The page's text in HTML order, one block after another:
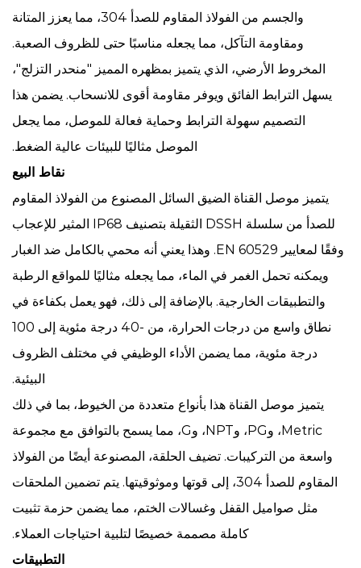
والجسم من الفولاذ المقاوم للصدأ 304، مما يعزز المتانة
ومقاومة التآكل، مما يجعله مناسبًا حتى للظروف الصعبة.
المخروط الأرضي، الذي يتميز بمظهره المميز "منحدر التزلج"،
يسهل الترابط الفائق ويوفر مقاومة أقوى للانسحاب. يضمن هذا
التصميم سهولة الترابط وحماية فعالة للموصل، مما يجعل
الموصل مثاليًا للبيئات عالية الضغط.
نقاط البيع
يتميز موصل القناة الضيق السائل المصنوع من الفولاذ المقاوم
للصدأ من سلسلة DSSH الثقيلة بتصنيف IP68 المثير للإعجاب
وفقًا لمعايير EN 60529. وهذا يعني أنه محمي بالكامل ضد الغبار
ويمكنه تحمل الغمر في الماء، مما يجعله مثاليًا للمواقع الرطبة
والتطبيقات الخارجية. بالإضافة إلى ذلك، فهو يعمل بكفاءة في
نطاق واسع من درجات الحرارة، من -40 درجة مئوية إلى 100
درجة مئوية، مما يضمن الأداء الوظيفي في مختلف الظروف
البيئية.
يتميز موصل القناة هذا بأنواع متعددة من الخيوط، بما في ذلك
Metric، وPG، وNPT، وG، مما يسمح بالتوافق مع مجموعة
واسعة من التركيبات. تضيف الحلقة، المصنوعة أيضًا من الفولاذ
المقاوم للصدأ 304، إلى قوتها وموثوقيتها. يتم تضمين الملحقات
مثل صواميل القفل وغسالات الختم، مما يضمن حزمة تثبيت
كاملة مصممة خصيصًا لتلبية احتياجات العملاء.
التطبيقات